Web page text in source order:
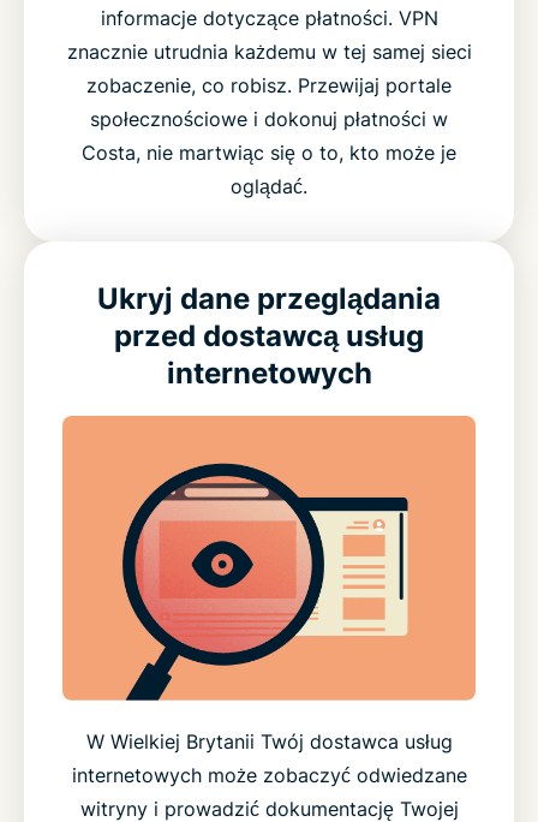
informacje dotyczące płatności. VPN
znacznie utrudnia każdemu w tej samej sieci
zobaczenie, co robisz. Przewijaj portale
społecznościowe i dokonuj płatności w
Costa, nie martwiąc się o to, kto może je
oglądać.
Ukryj dane przeglądania
przed dostawcą usług
internetowych
W Wielkiej Brytanii Twój dostawca usług
internetowych może zobaczyć odwiedzane
witryny i prowadzić dokumentację Twojej